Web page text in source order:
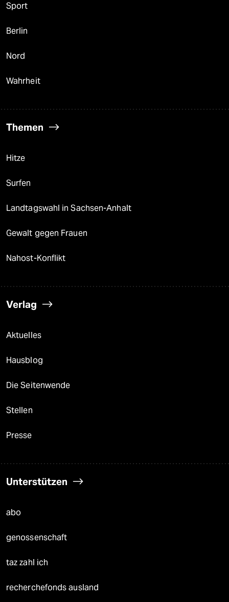
Sport
Berlin
Nord
Wahrheit
Themen
Hitze
Surfen
Landtagswahl in Sachsen-Anhalt
Gewalt gegen Frauen
Nahost-Konflikt
Verlag
Aktuelles
Hausblog
Die Seitenwende
Stellen
Presse
Unterstützen
abo
genossenschaft
taz zahl ich
recherchefonds ausland